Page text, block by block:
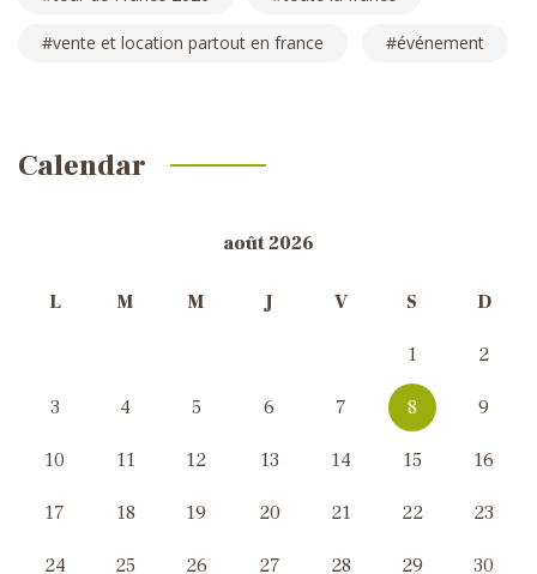
vente et location partout en france événement
Calendar
août 2026
L M M J V S D
1 2
3 4 5 6 7 8 9
10 11 12 13 14 15 16
17 18 19 20 21 22 23
24 25 26 27 28 29 30